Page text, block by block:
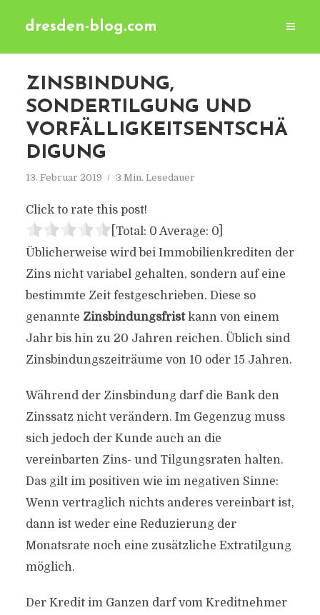
dresden-blog.com
ZINSBINDUNG,
SONDERTILGUNG UND
VORFÄLLIGKEITSENTSCHÄ
DIGUNG
13. Februar 2019 3 Min. Lesedauer
Click to rate this post!
[Total: 0 Average: 0]
Üblicherweise wird bei Immobilienkrediten der
Zins nicht variabel gehalten, sondern auf eine
bestimmte Zeit festgeschrieben. Diese so
genannte Zinsbindungsfristkann von einem
Jahr bis hin zu 20 Jahren reichen. Üblich sind
Zinsbindungszeiträume von 10 oder 15 Jahren.
Während der Zinsbindung darf die Bank den
Zinssatz nicht verändern. Im Gegenzug muss
sich jedoch der Kunde auch an die
vereinbarten Zins- und Tilgungsraten halten.
Das gilt im positiven wie im negativen Sinne:
Wenn vertraglich nichts anderes vereinbart ist,
dann ist weder eine Reduzierung der
Monatsrate noch eine zusätzliche Extratilgung
möglich.
Der Kredit im Ganzen darf vom Kreditnehmer